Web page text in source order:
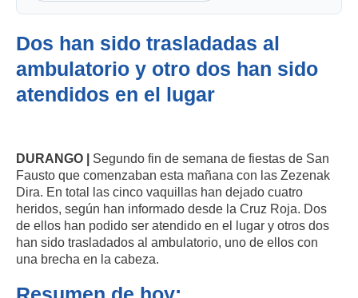
Dos han sido trasladadas al
ambulatorio y otro dos han sido
atendidos en el lugar
DURANGO | Segundo fin de semana de fiestas de San
Fausto que comenzaban esta mañana con las Zezenak
Dira. En total las cinco vaquillas han dejado cuatro
heridos, según han informado desde la Cruz Roja. Dos
de ellos han podido ser atendido en el lugar y otros dos
han sido trasladados al ambulatorio, uno de ellos con
una brecha en la cabeza.